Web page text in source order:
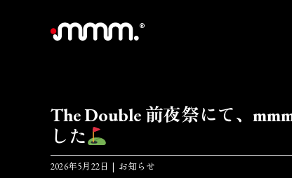
The Double 前夜祭にて、
した
2026年5月22日 | お知らせ